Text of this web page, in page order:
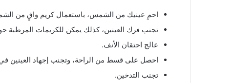
احمِ عينيك من الشمس، باستعمال كريم واقٍ من
تجنب فرك العينين، كذلك يمكن للكريمات المرطبة
عالج احتقان الأنف.
احصل على قسط من الراحة، وتجنب إجهاد العينين
تجنب التدخين.